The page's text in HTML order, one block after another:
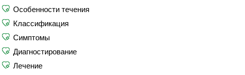
Особенности течения
Классификация
Симптомы
Диагностирование
Лечение